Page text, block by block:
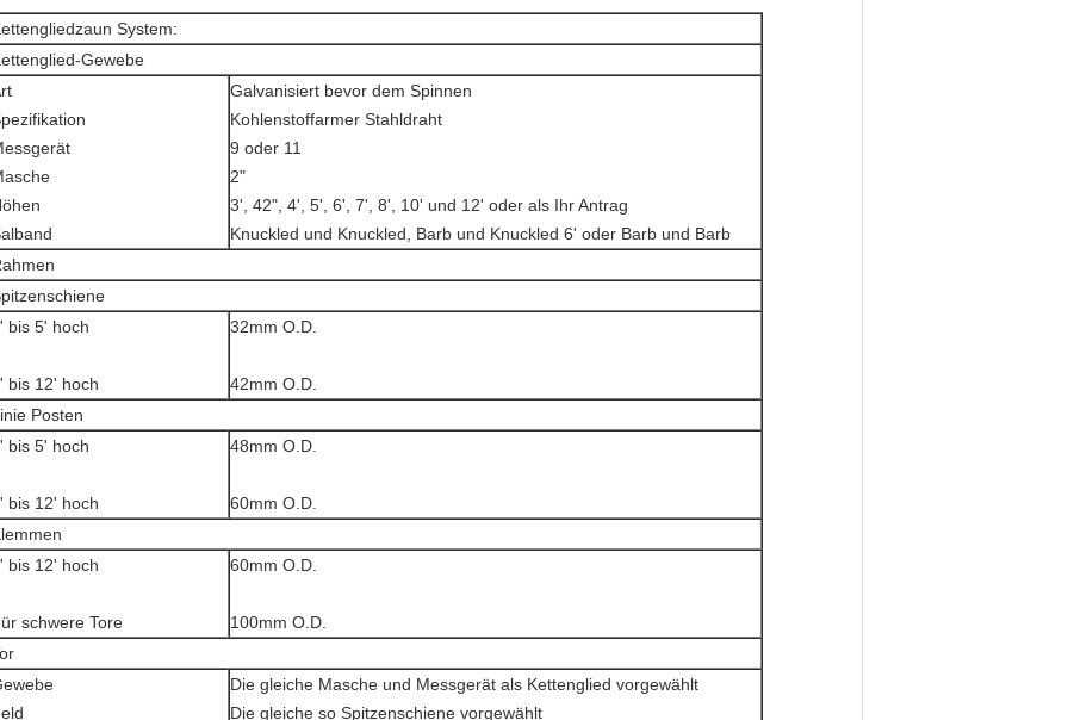
System:
Gewebe
Galvanisiert bevor dem Spinnen
Kohlenstoffarmer Stahldraht
9 oder 11
2"
3', 42", 4', 5', 6', 7', 8', 10' und 12' oder als Ihr Antrag
Knuckled und Knuckled, Barb und Knuckled 6' oder Barb und Barb
bis 5' hoch
bis 12' hoch
32mm O.D.
42mm O.D.
Posten
bis 5' hoch
bis 12' hoch
48mm O.D.
60mm O.D.
bis 12' hoch
schwere Tore
60mm O.D.
100mm O.D.
Die gleiche Masche und Messgerät als Kettenglied vorgewählt
Die gleiche so Spitzenschiene vorgewählt